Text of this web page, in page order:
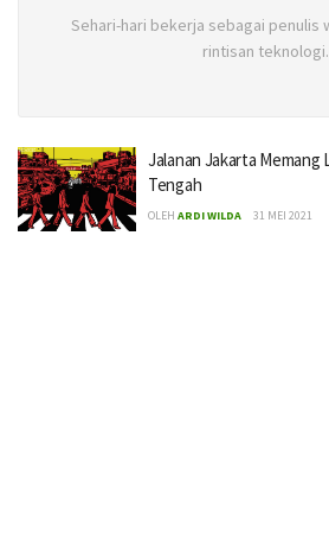
Sehari-hari bekerja sebagai penulis
rintisan teknologi.
Jalanan Jakarta Memang
Tengah
OLEH ARDI WILDA 31 MEI 2021